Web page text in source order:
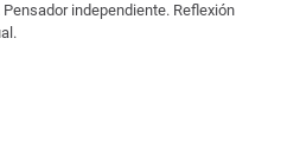
independiente. Reflexión